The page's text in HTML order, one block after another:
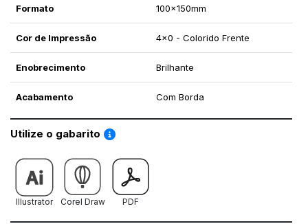
Formato 100x150mm
Cor de Impressão 4x0 - Colorido Frente
Enobrecimento Brilhante
Acabamento Com Borda
Utilize o gabarito Saiba como utilizar os nossos gabaritos
Illustrator Corel Draw PDF